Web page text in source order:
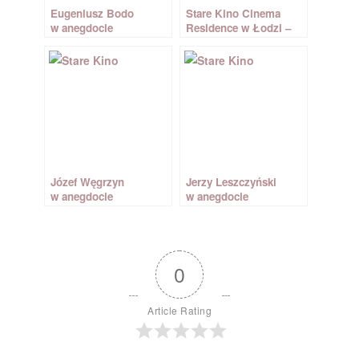
Eugeniusz Bodo
w anegdocie
Stare Kino Cinema
Residence w Łodzi –
pierwszego
Józef Węgrzyn
w anegdocie
Jerzy Leszczyński
w anegdocie
0
Article Rating